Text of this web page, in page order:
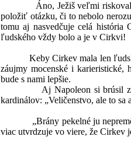
Áno, Ježiš veľmi riskoval,
položiť otázku, či to nebolo
tomu aj nasvedčuje celá
ľudského vždy bolo a je v Cirkvi!
Keby Cirkev mala len ľudskú
záujmy mocenské i karieristické,
bude s nami lepšie.
Aj Napoleon si brúsil zuby
kardinálov: „Veličenstvo, ale to sa
„Brány pekelné ju
viac utvrdzuje vo viere, že Cirkev